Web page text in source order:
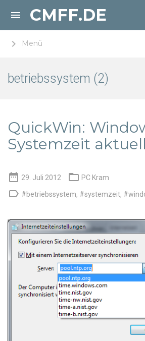
 CMFF.DE
keyboard_arrow_right Menü
betriebssystem (2)
QuickWin:
Systemzeit
 29. Juli 2012  PC Kram
 #betriebssystem, #systemzeit,